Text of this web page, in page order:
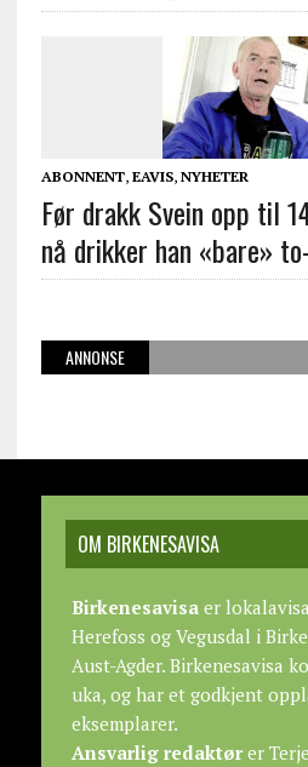
ABONNENT, EAVIS, NYHETER
Før drakk Svein opp til
nå drikker han «bare»
ANNONSE
OM BIRKENESAVISA
Birkenesavisaer
Herefoss og Vegusdal i
Aust-Agder. Birkenesavisa
uka, og har et godkjent
eksemplarer.
Ansvarlig redaktører